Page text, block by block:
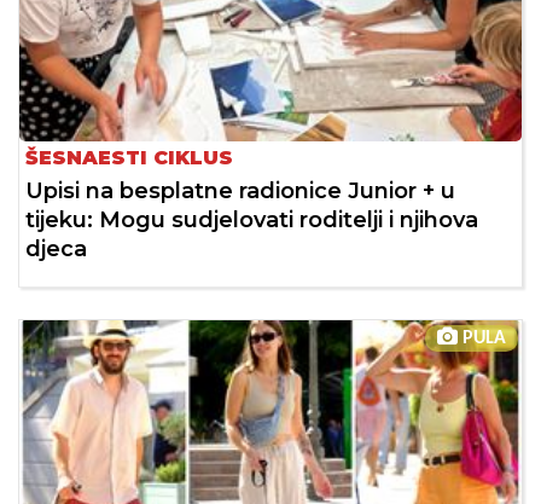
ŠESNAESTI CIKLUS
Upisi na besplatne radionice Junior + u
tijeku: Mogu sudjelovati roditelji i njihova
djeca
PULA